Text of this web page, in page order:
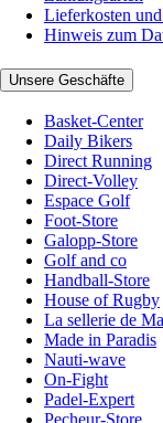
Lieferkosten
Hinweis zum
Unsere Geschäfte
Basket-Center
Daily Bikers
Direct Running
Direct-Volley
Espace Golf
Foot-Store
Galopp-Store
Golf and co
Handball-Store
House of Rugby
La sellerie de
Made in Paradis
Nauti-wave
On-Fight
Padel-Expert